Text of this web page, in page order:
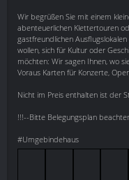
Wir begrüßen Sie mit einem
abenteuerlichen Klettertouren
gastfreundlichen
wollen, sich für Kultur oder
möchten: Wir sagen Ihnen, wo
Voraus Karten für Konzerte,
Nicht im Preis enthalten ist der
!!!--Bitte Belegungsplan
#Umgebindehaus